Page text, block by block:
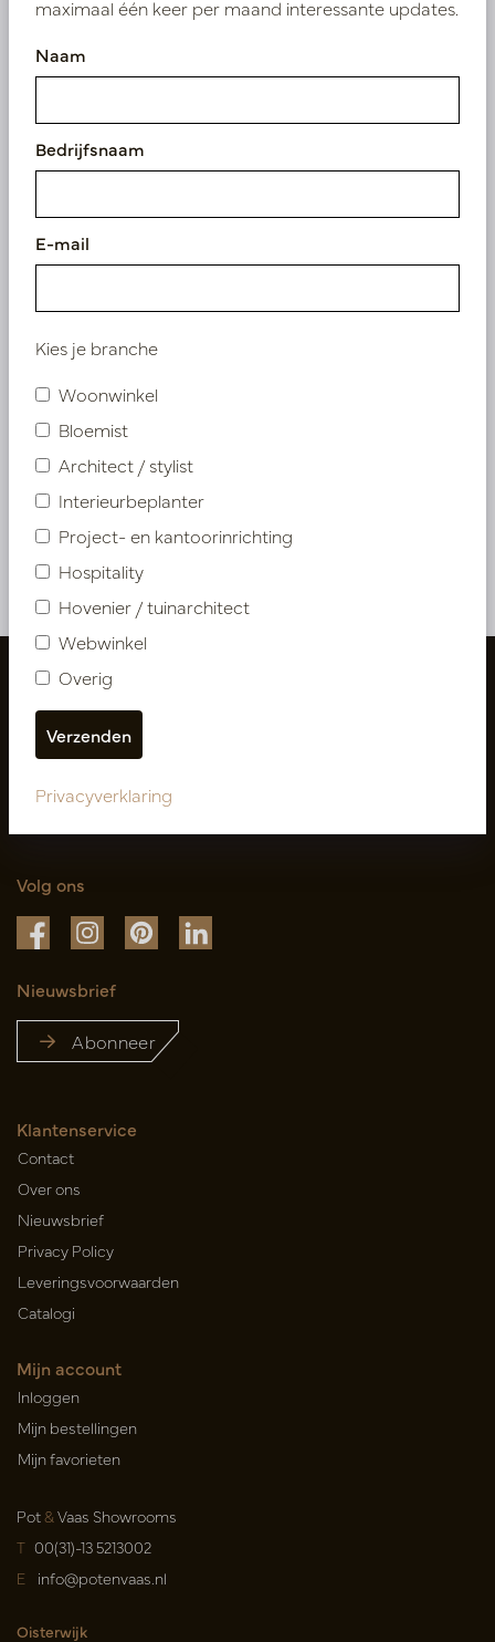
Op voorraad
LN88.SILP351
Meer van Kussens & Buitenkussens
Volg ons
Nieuwsbrief
Abonneer
Klantenservice
Contact
Over ons
Nieuwsbrief
Privacy Policy
Leveringsvoorwaarden
Catalogi
Mijn account
Inloggen
Mijn bestellingen
Mijn favorieten
Pot&Vaas Showrooms
T 00(31)-13 5213002
E info@potenvaas.nl
Oisterwijk
maximaal één keer per maand interessante updates.
Naam
Bedrijfsnaam
E-mail
Kies je branche
Woonwinkel
Bloemist
Architect / stylist
Interieurbeplanter
Project- en kantoorinrichting
Hospitality
Hovenier / tuinarchitect
Webwinkel
Overig
Privacyverklaring